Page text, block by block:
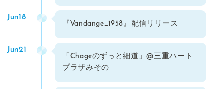
『Vandange_1958』配信リリース
Jun18
「Chageのずっと細道」@三重ハート
プラザみその
Jun21